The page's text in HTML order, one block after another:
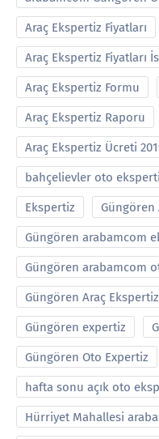
Araç Ekspertiz Fiyatları
Araç Ekspertiz Fiyatları
Araç Ekspertiz Formu
Araç Ekspertiz Raporu
Araç Ekspertiz Ücreti
bahçelievler oto
Ekspertiz Güngören
Güngören arabamcom
Güngören arabamcom
Güngören Araç Ekspertiz
Güngören expertiz
Güngören Oto Expertiz
hafta sonu açık oto
Hürriyet Mahallesi